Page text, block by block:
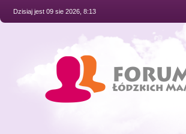
Dzisiaj jest 09 sie 2026, 8:13